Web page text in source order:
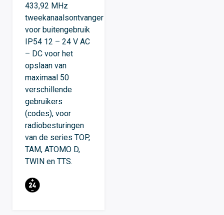
433,92 MHz
tweekanaalsontvanger
voor buitengebruik
IP54 12 – 24 V AC
– DC voor het
opslaan van
maximaal 50
verschillende
gebruikers
(codes), voor
radiobesturingen
van de series TOP,
TAM, ATOMO D,
TWIN en TTS.